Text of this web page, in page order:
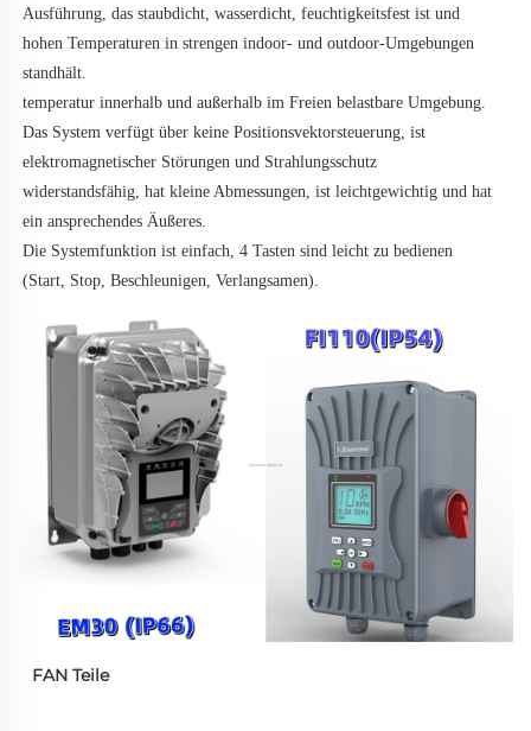
Ausführung, das staubdicht, wasserdicht, feuchtigkeitsfest ist und
hohen Temperaturen in strengen indoor- und outdoor-Umgebungen
standhält.
temperatur innerhalb und außerhalb im Freien belastbare Umgebung.
Das System verfügt über keine Positionsvektorsteuerung, ist
elektromagnetischer Störungen und Strahlungsschutz
widerstandsfähig, hat kleine Abmessungen, ist leichtgewichtig und hat
ein ansprechendes Äußeres.
Die Systemfunktion ist einfach, 4 Tasten sind leicht zu bedienen
(Start, Stop, Beschleunigen, Verlangsamen).
FAN Teile